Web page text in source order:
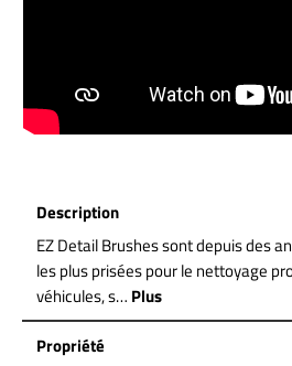
Description
EZ Detail Brushes sont depuis des
les plus prisées pour le nettoyage
véhicules, s… Plus
Propriété